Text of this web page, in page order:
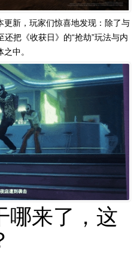
更新，玩家们惊喜地发现：除了与
把《收获日》的“抢劫”玩法与内
中。
哪来了，这